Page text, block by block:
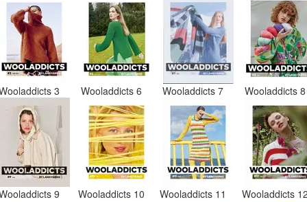
3 Wooladdicts 6 Wooladdicts 7 Wooladdicts
9 Wooladdicts 10 Wooladdicts 11 Wooladdicts